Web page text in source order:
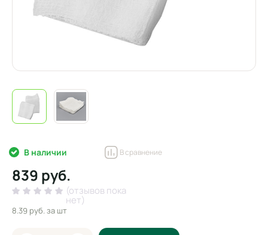
В наличии
839 руб.
В сравнение
(отзывов пока
нет)
8.39 руб.за шт